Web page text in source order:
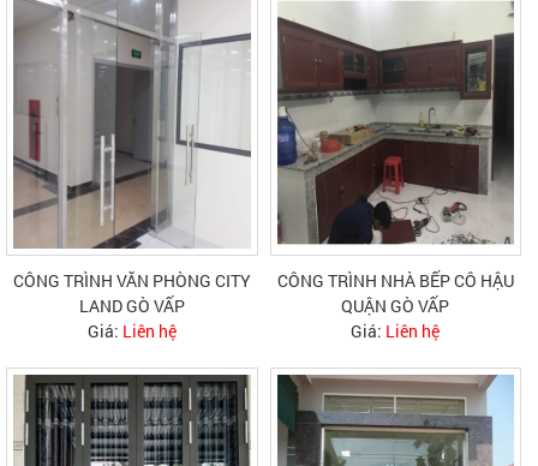
CÔNG TRÌNH VĂN PHÒNG CITY
LAND GÒ VẤP
Giá: Liên hệ
CÔNG TRÌNH NHÀ BẾP CÔ HẬU
QUẬN GÒ VẤP
Giá: Liên hệ